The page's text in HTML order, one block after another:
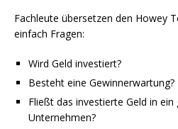
Fachleute übersetzen den Howey
einfach Fragen:
Wird Geld investiert?
Besteht eine Gewinnerwartung?
Fließt das investierte Geld in
Unternehmen?